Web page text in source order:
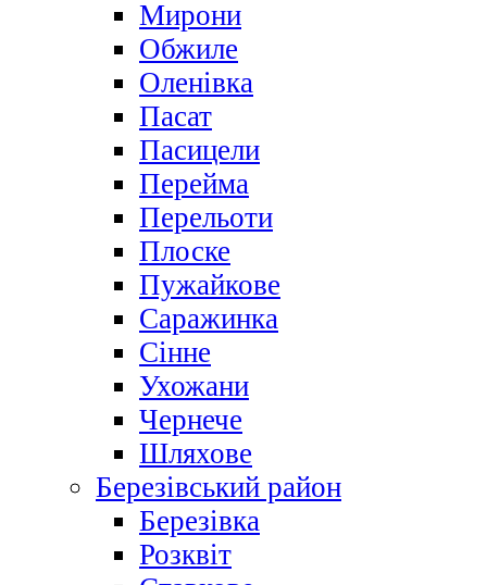
Мирони
Обжиле
Оленівка
Пасат
Пасицели
Перейма
Перельоти
Плоске
Пужайкове
Саражинка
Сінне
Ухожани
Чернече
Шляхове
Березівський район
Березівка
Розквіт